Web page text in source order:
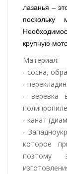
лазанья –
поскольку
крупную
Материал:
- сосна,
-
- веревка
- канат
-
которое
поэтому